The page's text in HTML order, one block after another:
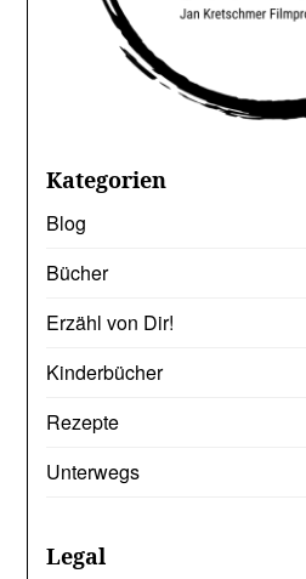
Kategorien
Blog
Bücher
Erzähl von Dir!
Kinderbücher
Rezepte
Unterwegs
Legal